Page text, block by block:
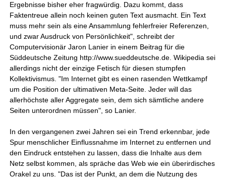
Ergebnisse bisher eher fragwürdig. Dazu kommt, dass
Faktentreue allein noch keinen guten Text ausmacht. Ein Text
muss mehr sein als eine Ansammlung fehlerfreier Referenzen,
und zwar Ausdruck von Persönlichkeit", schreibt der
Computervisionär Jaron Lanier in einem Beitrag für die
Süddeutsche Zeitung http://www.sueddeutsche.de. Wikipedia sei
allerdings nicht der einzige Fetisch für diesen stumpfen
Kollektivismus. "Im Internet gibt es einen rasenden Wettkampf
um die Position der ultimativen Meta-Seite. Jeder will das
allerhöchste aller Aggregate sein, dem sich sämtliche andere
Seiten unterordnen müssen", so Lanier.
In den vergangenen zwei Jahren sei ein Trend erkennbar, jede
Spur menschlicher Einflussnahme im Internet zu entfernen und
den Eindruck entstehen zu lassen, dass die Inhalte aus dem
Netz selbst kommen, als spräche das Web wie ein überirdisches
Orakel zu uns. "Das ist der Punkt, an dem die Nutzung des